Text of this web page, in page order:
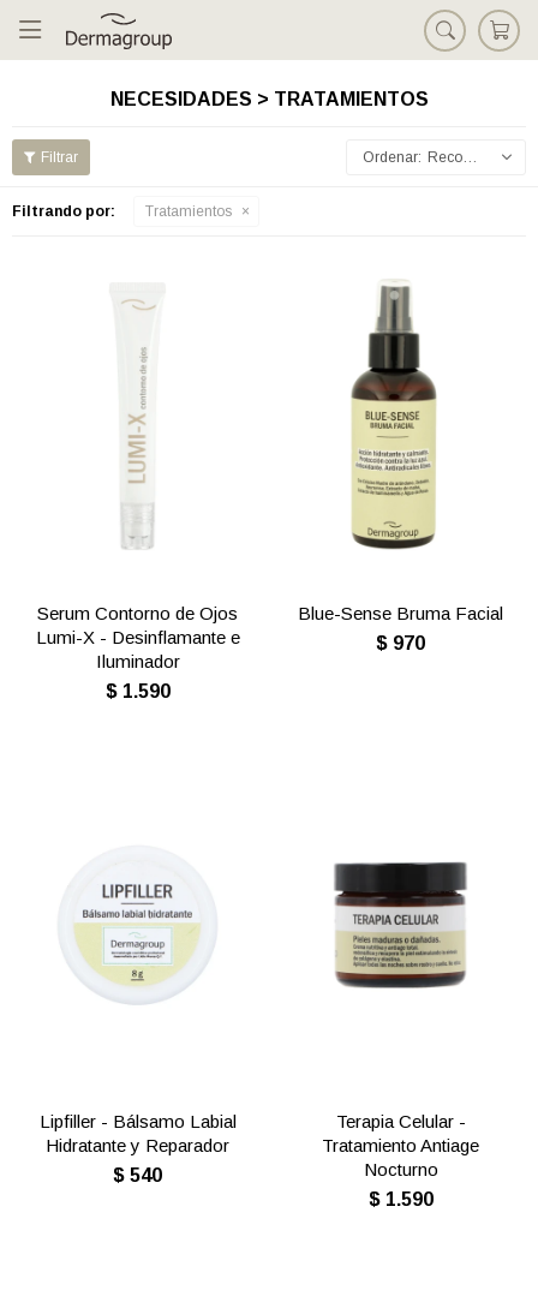

NECESIDADES > TRATAMIENTOS
Recomendados
Filtrando por: Tratamientos
Serum Contorno de Ojos
Lumi-X - Desinflamante e
Iluminador
$ 1.590
Blue-Sense Bruma Facial
$ 970
Lipfiller - Bálsamo Labial
Hidratante y Reparador
$ 540
Terapia Celular -
Tratamiento Antiage
Nocturno
$ 1.590